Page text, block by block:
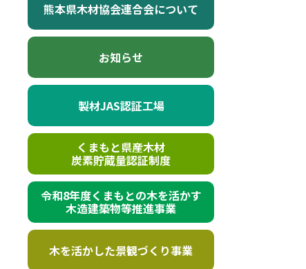
熊本県木材協会連合会について
お知らせ
製材JAS認証工場
くまもと県産木材
炭素貯蔵量認証制度
令和8年度くまもとの木を活かす
木造建築物等推進事業
木を活かした景観づくり事業